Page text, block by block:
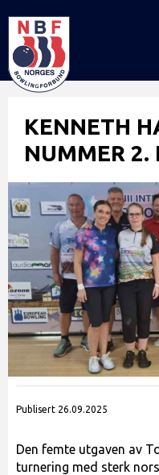
KENNETH
NUMMER 2.
Publisert 26.09.2025
Den femte utgaven av
turnering med sterk